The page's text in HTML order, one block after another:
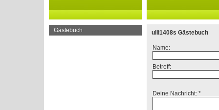
Gästebuch ulli1408s Gästebuch
Name:
Betreff:
Deine Nachricht: *